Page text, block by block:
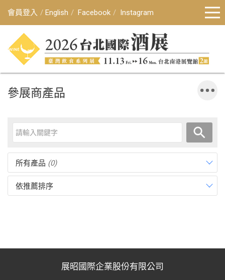
會員登入 English Facebook Instagram
參展商產品
所有產品 (0)
依推薦排序
展昭國際企業股份有限公司